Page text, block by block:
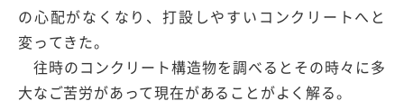
の心配がなくなり、打設しやすいコンクリートへと
変ってきた。
往時のコンクリート構造物を調べるとその時々に多
大なご苦労があって現在があることがよく解る。